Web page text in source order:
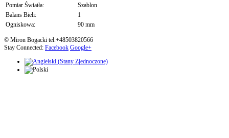
Pomiar Światła:
Szablon
Balans Bieli:
1
Ogniskowa:
90 mm
© Miron Bogacki tel.+48503820566
Stay Connected: Facebook Google+